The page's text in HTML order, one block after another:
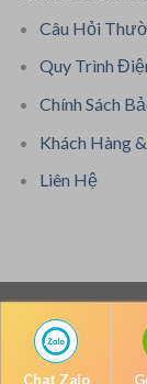
Câu Hỏi
Quy Trình
Chính Sách
Khách Hàng
Liên Hệ
Bản quyền
Chat Zalo